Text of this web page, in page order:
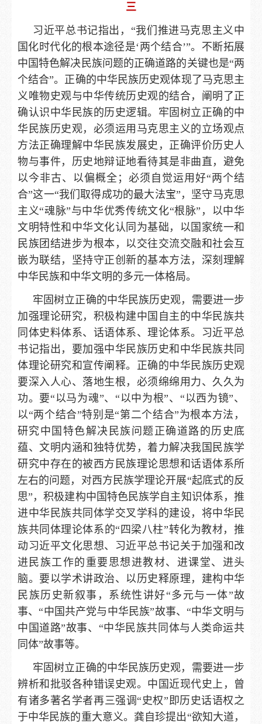
三
习近平总书记指出，“我们推进马克思主义中
国化时代化的根本途径是‘两个结合’”。不断拓展
中国特色解决民族问题的正确道路的关键也是“两
个结合”。正确的中华民族历史观体现了马克思主
义唯物史观与中华传统历史观的结合，阐明了正
确认识中华民族的历史逻辑。牢固树立正确的中
华民族历史观，必须运用马克思主义的立场观点
方法正确理解中华民族发展史，正确评价历史人
物与事件，历史地辩证地看待其是非曲直，避免
以今非古、以偏概全；必须自觉运用好“两个结
合”这一“我们取得成功的最大法宝”，坚守马克思
主义“魂脉”与中华优秀传统文化“根脉”，以中华
文明特性和中华文化认同为基础，以国家统一和
民族团结进步为根本，以交往交流交融和社会互
嵌为联结，坚持守正创新的基本方法，深刻理解
中华民族和中华文明的多元一体格局。
牢固树立正确的中华民族历史观，需要进一步
加强理论研究，积极构建中国自主的中华民族共
同体史料体系、话语体系、理论体系。习近平总
书记指出，要加强中华民族历史和中华民族共同
体理论研究和宣传阐释。正确的中华民族历史观
要深入人心、落地生根，必须绵绵用力、久久为
功。要“以马为魂”、“以中为根”、“以西为镜”、
以“两个结合”特别是“第二个结合”为根本方法，
研究中国特色解决民族问题正确道路的历史底
蕴、文明内涵和独特优势，着力解决我国民族学
研究中存在的被西方民族理论思想和话语体系所
左右的问题，对西方民族学理论开展“起底式的反
思”，积极建构中国特色民族学自主知识体系，推
进中华民族共同体学交叉学科的建设，将中华民
族共同体理论体系的“四梁八柱”转化为教材，推
动习近平文化思想、习近平总书记关于加强和改
进民族工作的重要思想进教材、进课堂、进头
脑。要以学术讲政治、以历史释原理，建构中华
民族历史新叙事，系统性讲好“多元与一体”故
事、“中国共产党与中华民族”故事、“中华文明与
中国道路”故事、“中华民族共同体与人类命运共
同体”故事等。
牢固树立正确的中华民族历史观，需要进一步
辨析和批驳各种错误史观。中国近现代史上，曾
有诸多著名学者再三强调“史权”即历史话语权之
于中华民族的重大意义。龚自珍提出“欲知大道，